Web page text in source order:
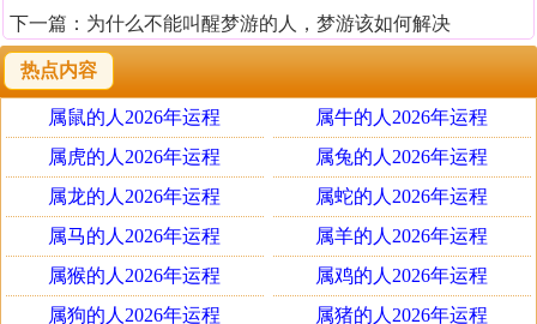
下一篇： 为什么不能叫醒梦游的人，梦游该如何解决
热点内容
属鼠的人2026年运程
属牛的人2026年运程
属虎的人2026年运程
属兔的人2026年运程
属龙的人2026年运程
属蛇的人2026年运程
属马的人2026年运程
属羊的人2026年运程
属猴的人2026年运程
属鸡的人2026年运程
属狗的人2026年运程
属猪的人2026年运程